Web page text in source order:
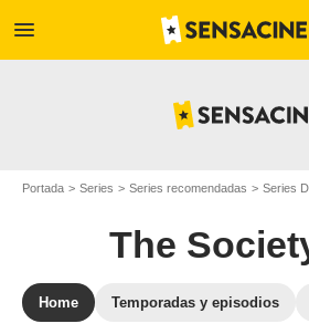
menu
Portada Series Series recomendadas Series
The
Home Temporadas y episodios